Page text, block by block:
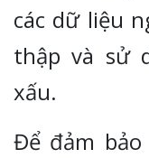
các dữ liệu
thập và sử
xấu.
Để đảm